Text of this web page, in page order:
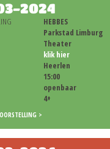
2024
HEBBES
Parkstad Limburg
Theater
klik hier
Heerlen
15:00
openbaar
4+
>